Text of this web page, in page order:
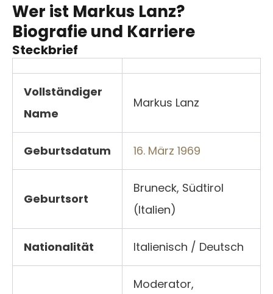
Wer ist Markus Lanz?
Biografie und Karriere
Steckbrief
Vollständiger
Name
Markus Lanz
Geburtsdatum 16. März 1969
Geburtsort
Bruneck, Südtirol
(Italien)
Nationalität Italienisch / Deutsch
Moderator,